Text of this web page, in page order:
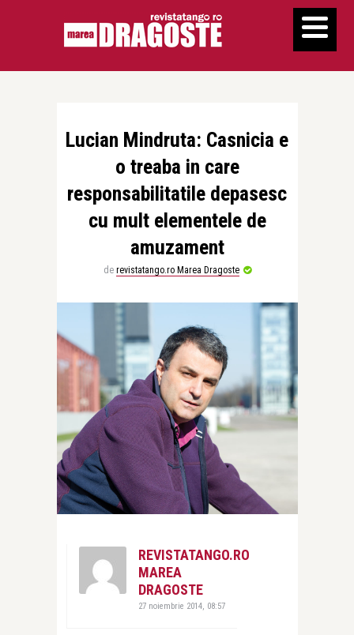
Lucian Mindruta: Casnicia e
o treaba in care
responsabilitatile depasesc
cu mult elementele de
amuzament
de revistatango.ro Marea Dragoste
REVISTATANGO.RO
MAREA
DRAGOSTE
27 noiembrie 2014, 08:57